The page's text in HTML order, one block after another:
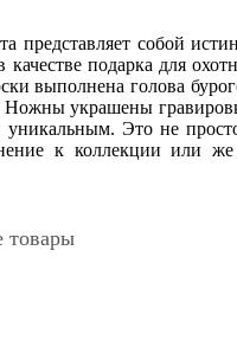
представляет собой
подарка для
выполнена голова
украшены
Это не
к коллекции или
товары